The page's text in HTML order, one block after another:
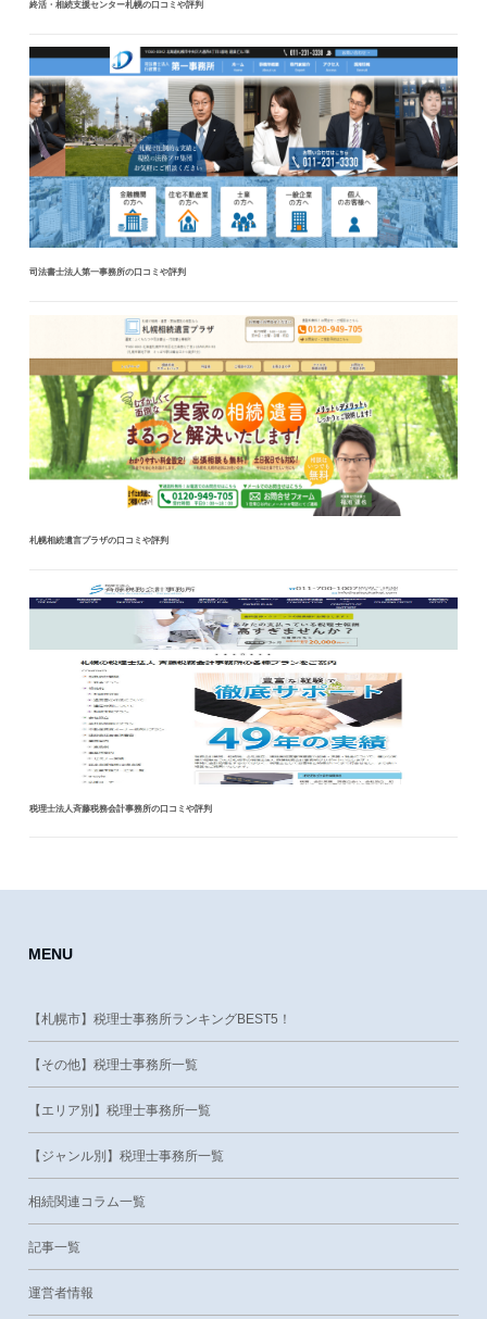
終活・相続支援センター札幌の口コミや評判
司法書士法人第一事務所の口コミや評判
札幌相続遺言プラザの口コミや評判
税理士法人斉藤税務会計事務所の口コミや評判
MENU
【札幌市】税理士事務所ランキングBEST5！
【その他】税理士事務所一覧
【エリア別】税理士事務所一覧
【ジャンル別】税理士事務所一覧
相続関連コラム一覧
記事一覧
運営者情報